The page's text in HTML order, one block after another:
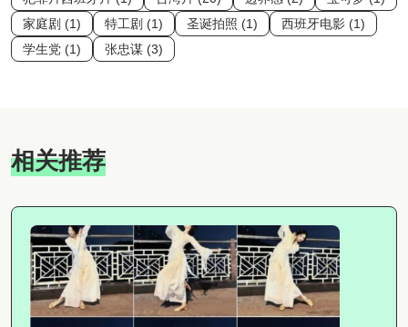
家庭剧 (1)
特工剧 (1) 圣诞拍照 (1)
西班牙电影 (1)
学生党 (1)
张忠谋 (3)
相关推荐